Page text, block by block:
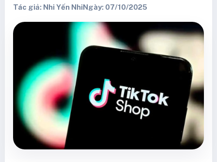
Tác giả: Nhi Yến NhiNgày: 07/10/2025